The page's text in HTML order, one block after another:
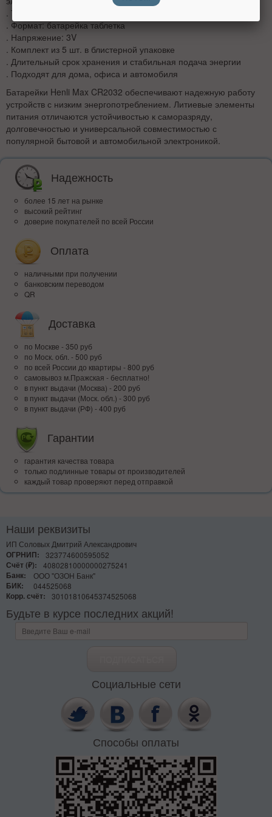
. Тип батарейки: CR2032
. Формат: батарейка таблетка
. Напряжение: 3V
. Комплект из 5 шт. в блистерной упаковке
. Длительный срок хранения и стабильная подача энергии
. Подходят для дома, офиса и автомобиля
Батарейки Henli Max CR2032 обеспечивают надежную работу
устройств с низким энергопотреблением. Литиевые элементы
питания отличаются устойчивостью к саморазряду,
долговечностью и универсальной совместимостью с
популярной бытовой и автомобильной электроникой.
Надежность
более 15 лет на рынке
высокий рейтинг
доверие покупателей по всей России
Оплата
наличными при получении
банковским переводом
QR
Доставка
по Москве - 350 руб
по Моск. обл. - 500 руб
по всей Росcии до квартиры - 800 руб
самовывоз м.Пражская - бесплатно!
в пункт выдачи (Москва) - 200 руб
в пункт выдачи (Моск. обл.) - 300 руб
в пункт выдачи (РФ) - 400 руб
Гарантии
гарантия качества товара
только подлинные товары от производителей
каждый товар проверяют перед отправкой
Наши реквизиты
ИП Соловых Дмитрий Александрович
ОГРНИП:
323774600595052
Счёт (₽):
40802810000000275241
Банк:
ООО "ОЗОН Банк"
БИК:
044525068
Корр. счёт:
30101810645374525068
Будьте в курсе последних акций!
Социальные сети
Способы оплаты